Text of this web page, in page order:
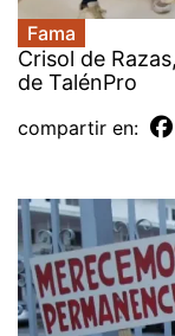
Fama
Crisol de
de TalénPro
compartir en: